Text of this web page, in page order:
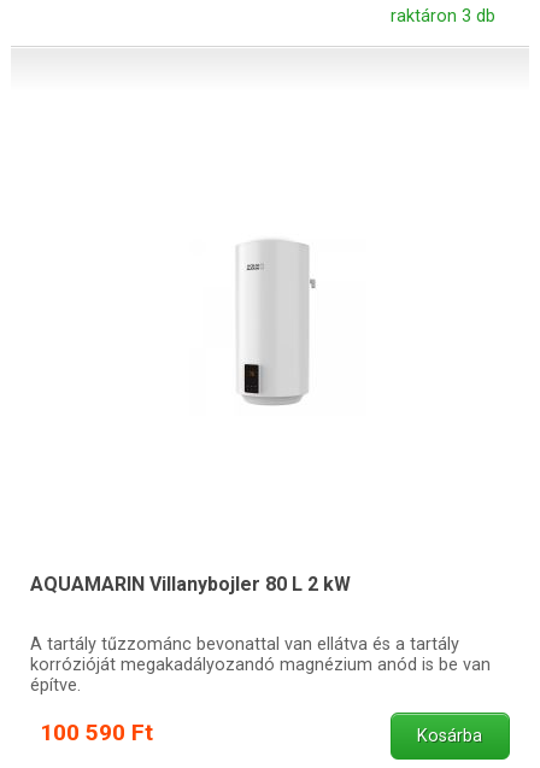
raktáron 3 db
AQUAMARIN Villanybojler 80 L 2 kW
A tartály tűzzománc bevonattal van ellátva és a tartály
korrózióját megakadályozandó magnézium anód is be van
építve.
100 590 Ft Kosárba